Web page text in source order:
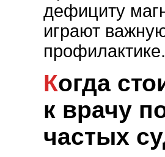
дефициту
играют
профилактике.
Когда стоит обратиться
к врачу
частых